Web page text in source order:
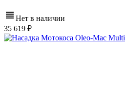
Нет в наличии
35 619